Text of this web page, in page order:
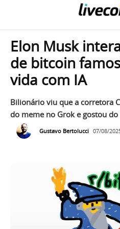
Elon Musk
de bitcoin
vida com IA
Bilionário viu que a corretora
do meme no Grok e gostou
Gustavo Bertolucci 07/08/